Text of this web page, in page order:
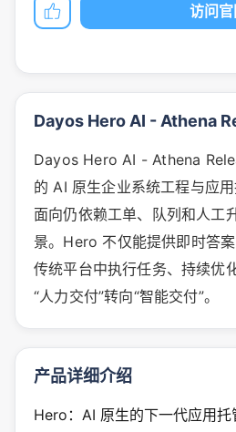
访问官
Dayos Hero AI - Athena
Dayos Hero AI - Athena
的 AI 原生企业系统工程与应用
面向仍依赖工单、队列和人工
景。Hero 不仅能提供即时答
传统平台中执行任务、持续优
“人力交付”转向“智能交付”。
产品详细介绍
Hero：AI 原生的下一代应用托